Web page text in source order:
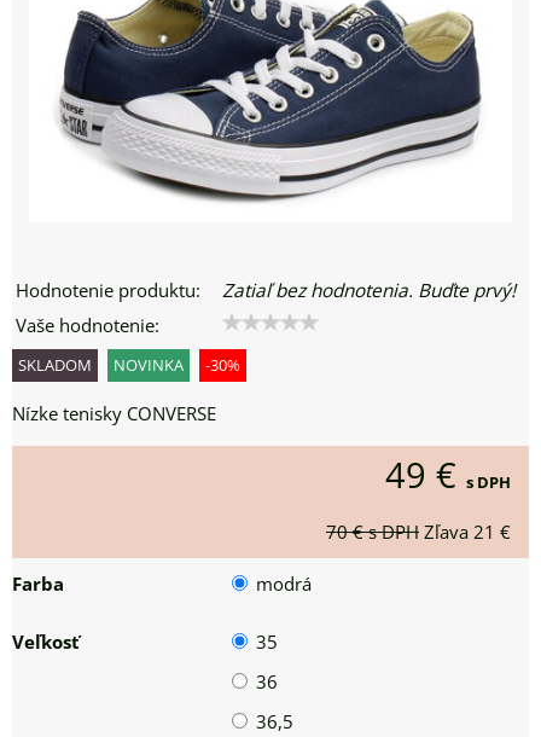
Hodnotenie produktu:
Zatiaľ bez hodnotenia. Buďte prvý!
Vaše hodnotenie:
SKLADOM NOVINKA -30%
Nízke tenisky CONVERSE
49 € s DPH
70 €s DPHZľava21 €
Farba modrá
Veľkosť
35
36
36,5